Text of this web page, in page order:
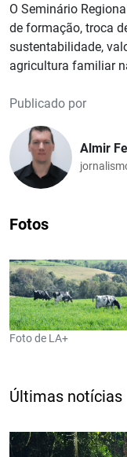
O Seminário
de formação, troca
sustentabilidade,
agricultura familiar
Publicado por
Almir
Fotos
Foto de LA+
Últimas notícias